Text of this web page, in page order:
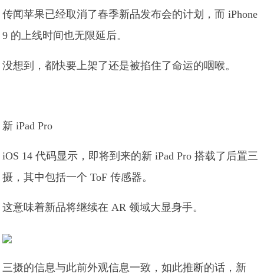
传闻苹果已经取消了春季新品发布会的计划，而 iPhone
9 的上线时间也无限延后。
没想到，都快要上架了还是被掐住了命运的咽喉。
新 iPad Pro
iOS 14 代码显示，即将到来的新 iPad Pro 搭载了后置三
摄，其中包括一个 ToF 传感器。
这意味着新品将继续在 AR 领域大显身手。
三摄的信息与此前外观信息一致，如此推断的话，新